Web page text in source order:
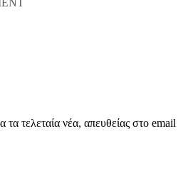
τα τελεταία νέα, απευθείας στο email